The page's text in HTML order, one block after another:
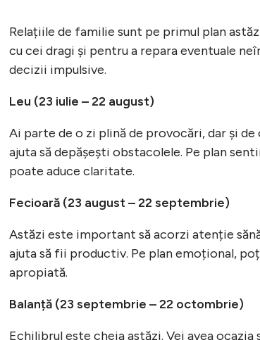
Relațiile de familie sunt pe primul plan
cu cei dragi și pentru a repara eventuale
decizii impulsive.
Leu (23 iulie – 22 august)
Ai parte de o zi plină de provocări, dar și
ajuta să depășești obstacolele. Pe plan
poate aduce claritate.
Fecioară (23 august – 22 septembrie)
Astăzi este important să acorzi atenție
ajuta să fii productiv. Pe plan emoțional,
apropiată.
Balanță (23 septembrie – 22 octombrie)
Echilibrul este cheia astăzi. Vei avea